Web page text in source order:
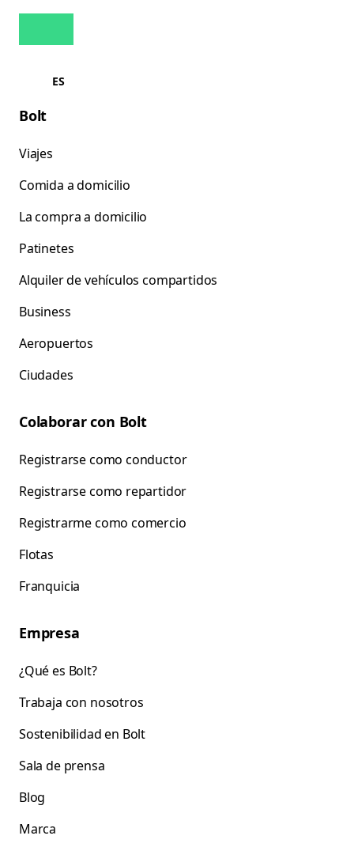
ES
Bolt
Viajes
Comida a domicilio
La compra a domicilio
Patinetes
Alquiler de vehículos compartidos
Business
Aeropuertos
Ciudades
Colaborar con Bolt
Registrarse como conductor
Registrarse como repartidor
Registrarme como comercio
Flotas
Franquicia
Empresa
¿Qué es Bolt?
Trabaja con nosotros
Sostenibilidad en Bolt
Sala de prensa
Blog
Marca